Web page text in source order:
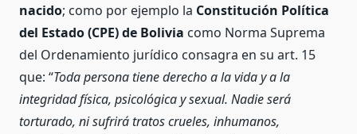
nacido; como por ejemplo la Constitución Política
del Estado (CPE) de Bolivia como Norma Suprema
del Ordenamiento jurídico consagra en su art. 15
que: “Toda persona tiene derecho a la vida y a la
integridad física, psicológica y sexual. Nadie será
torturado, ni sufrirá tratos crueles, inhumanos,